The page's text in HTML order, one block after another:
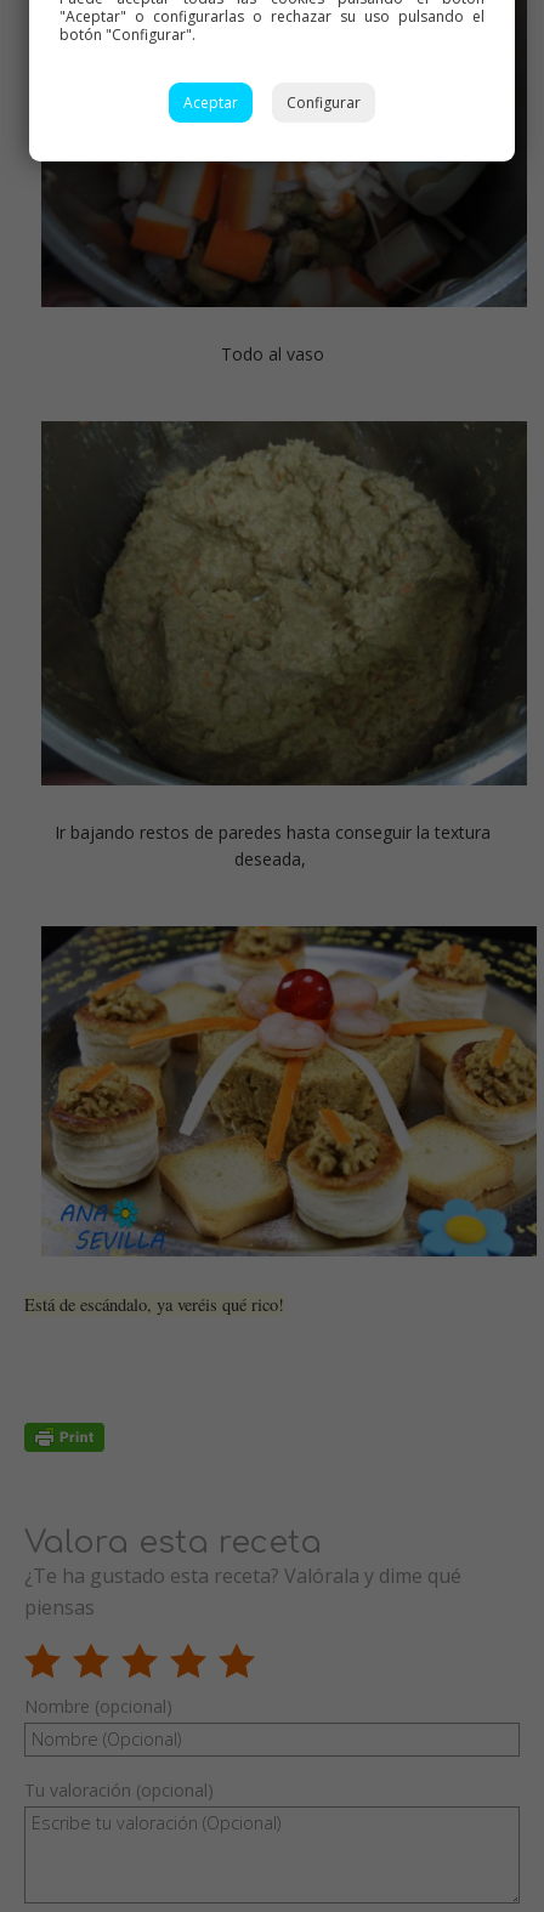
Todo al vaso
Ir bajando restos de paredes hasta conseguir la textura
deseada,
Está de escándalo, ya veréis qué rico!
Valora esta receta
¿Te ha gustado esta receta? Valórala y dime qué
piensas
Nombre (opcional)
Tu valoración (opcional)
"Aceptar" o configurarlas o rechazar su uso pulsando el
botón "Configurar".
Aceptar Configurar